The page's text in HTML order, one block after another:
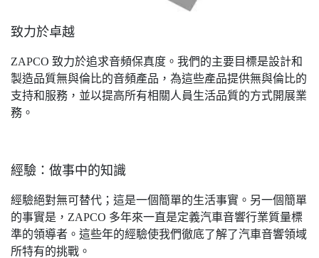
致力於卓越
ZAPCO 致力於追求音頻保真度。我們的主要目標是設計和
製造品質無與倫比的音頻產品，為這些產品提供無與倫比的
支持和服務，並以提高所有相關人員生活品質的方式開展業
務。
經驗：做事中的知識
經驗絕對無可替代；這是一個簡單的生活事實。另一個簡單
的事實是，ZAPCO 多年來一直是定義汽車音響行業質量標
準的領導者。這些年的經驗使我們徹底了解了汽車音響領域
所特有的挑戰。